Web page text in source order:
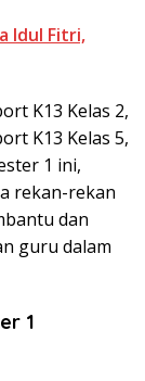
Idul Fitri,
K13 Kelas 2,
K13 Kelas 5,
1 ini,
rekan-rekan
dan
guru dalam
1